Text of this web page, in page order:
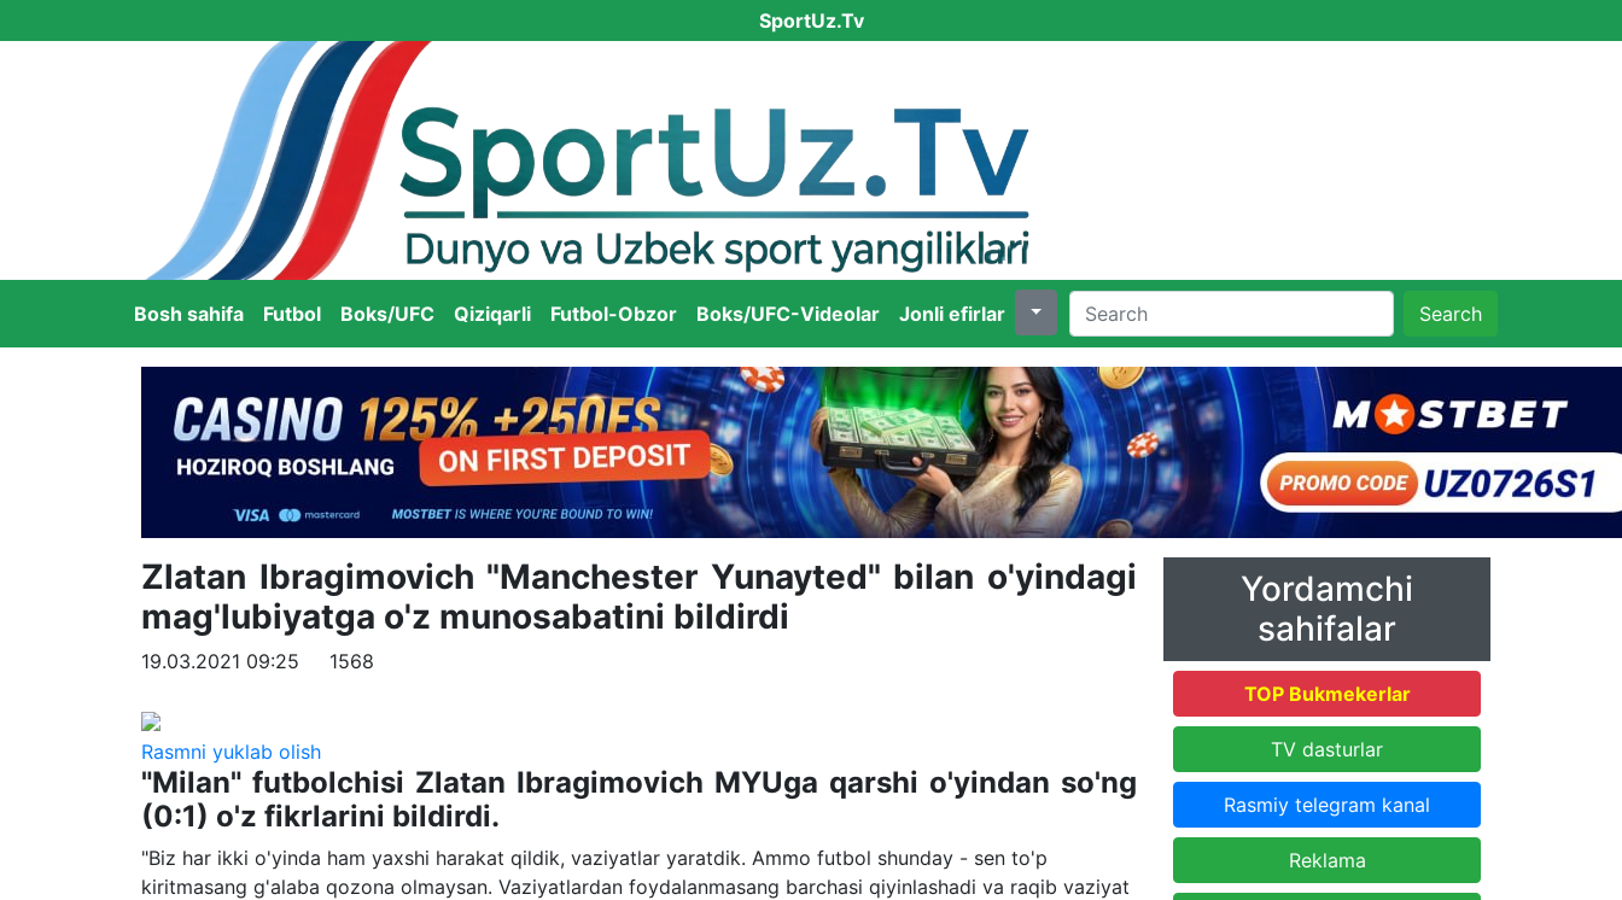
SportUz.Tv
Bosh sahifa Futbol Boks/UFC Qiziqarli Futbol-Obzor Boks/UFC-Videolar Jonli efirlar Search
Zlatan Ibragimovich "Manchester Yunayted" bilan o'yindagi
mag'lubiyatga o'z munosabatini bildirdi
19.03.2021 09:25 1568
Rasmni yuklab olish
"Milan" futbolchisi Zlatan Ibragimovich MYUga qarshi o'yindan so'ng
(0:1) o'z fikrlarini bildirdi.
"Biz har ikki o'yinda ham yaxshi harakat qildik, vaziyatlar yaratdik. Ammo futbol shunday - sen to'p
kiritmasang g'alaba qozona olmaysan. Vaziyatlardan foydalanmasang barchasi qiyinlashadi va raqib vaziyat
Yordamchi
sahifalar
TOP Bukmekerlar
TV dasturlar
Rasmiy telegram kanal
Reklama